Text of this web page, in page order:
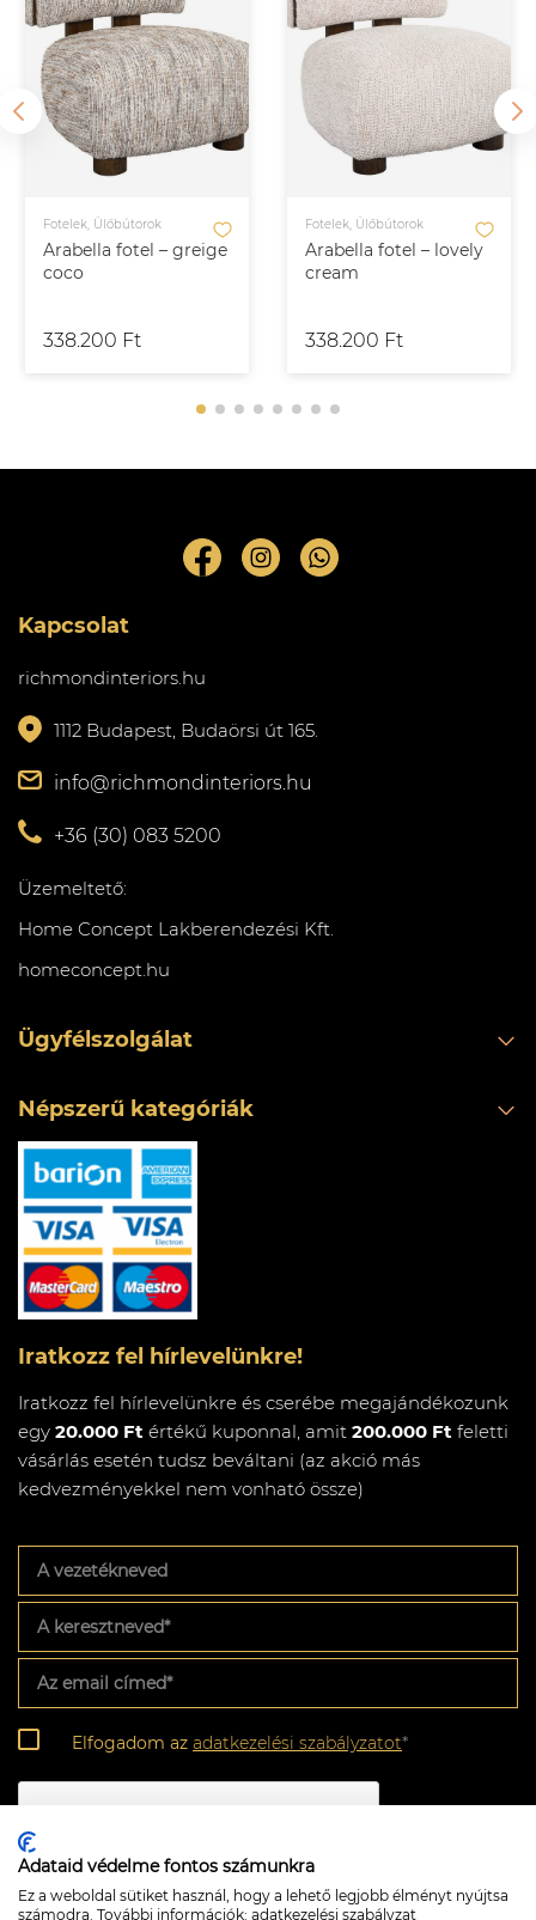
Arabella fotel – greige
coco
Fotelek, Ülőbútorok
338.200 Ft
Arabella fotel – lovely
cream
Fotelek, Ülőbútorok
338.200 Ft
Kapcsolat
richmondinteriors.hu
1112 Budapest, Budaörsi út 165.
info@richmondinteriors.hu
+36 (30) 083 5200
Üzemeltető:
Home Concept Lakberendezési Kft.
homeconcept.hu
Ügyfélszolgálat
Népszerű kategóriák
Iratkozz fel hírlevelünkre!
Iratkozz fel hírlevelünkre és cserébe megajándékozunk
egy 20.000 Ft értékű kuponnal, amit 200.000 Ft feletti
vásárlás esetén tudsz beváltani (az akció más
kedvezményekkel nem vonható össze)
vezetékneved
keresztneved*
email
címed*
Adatkezelési
szabályzat*
Elfogadom az adatkezelési szabályzatot*
CAPTCHA
Adataid védelme fontos számunkra
Ez a weboldal sütiket használ, hogy a lehető legjobb élményt nyújtsa
számodra. További információk: adatkezelési szabályzat